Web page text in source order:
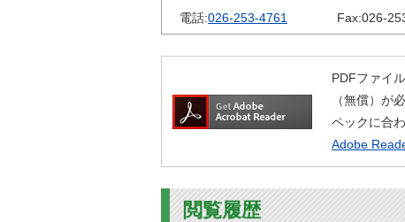
相談窓口
電話:026-253-4761 Fax:026-
PDFファイ
（無償）が
ペックに合
Adobe
閲覧履歴